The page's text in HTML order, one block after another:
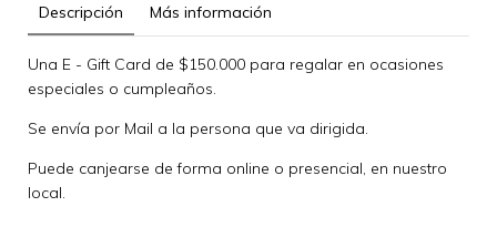
Descripción Más información
Una E - Gift Card de $150.000 para regalar en ocasiones
especiales o cumpleaños.
Se envía por Mail a la persona que va dirigida.
Puede canjearse de forma online o presencial, en nuestro
local.